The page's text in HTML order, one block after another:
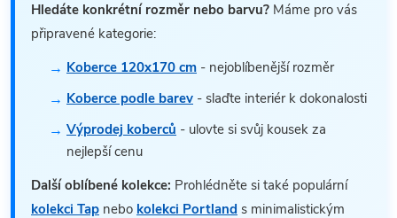
Hledáte konkrétní rozměr nebo barvu? Máme pro vás
připravené kategorie:
Koberce 120x170 cm - nejoblíbenější rozměr
Koberce podle barev - slaďte interiér k dokonalosti
Výprodej koberců - ulovte si svůj kousek za
nejlepší cenu
Další oblíbené kolekce: Prohlédněte si také populární
kolekci Tap nebo kolekci Portland s minimalistickým